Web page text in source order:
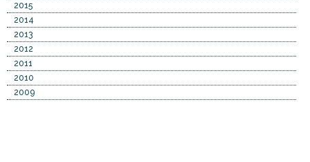
2015
2014
2013
2012
2011
2010
2009